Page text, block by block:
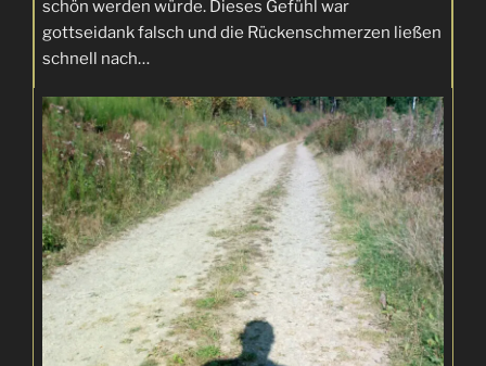
schön werden würde. Dieses Gefühl war
gottseidank falsch und die Rückenschmerzen ließen
schnell nach…